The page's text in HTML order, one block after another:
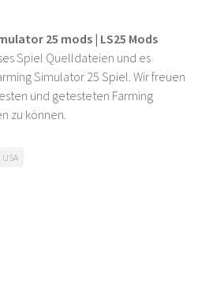
25 mods | LS25 Mods
Spiel Quelldateien und es
Simulator 25 Spiel. Wir freuen
und getesteten Farming
zu können.
USA